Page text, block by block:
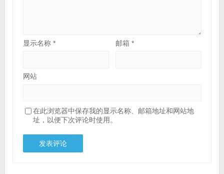
显示名称 * 邮箱*
网站
在此浏览器中保存我的显示名称、邮箱地址和网站地
址，以便下次评论时使用。